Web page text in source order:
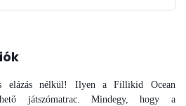
elázás nélkül! Ilyen a Fillikid Ocean
játszómatrac. Mindegy, hogy a